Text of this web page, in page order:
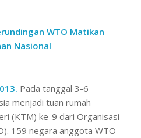
WTO Matikan
Nasional
Pada tanggal 3-6
menjadi tuan rumah
(KTM) ke-9 dari Organisasi
159 negara anggota WTO